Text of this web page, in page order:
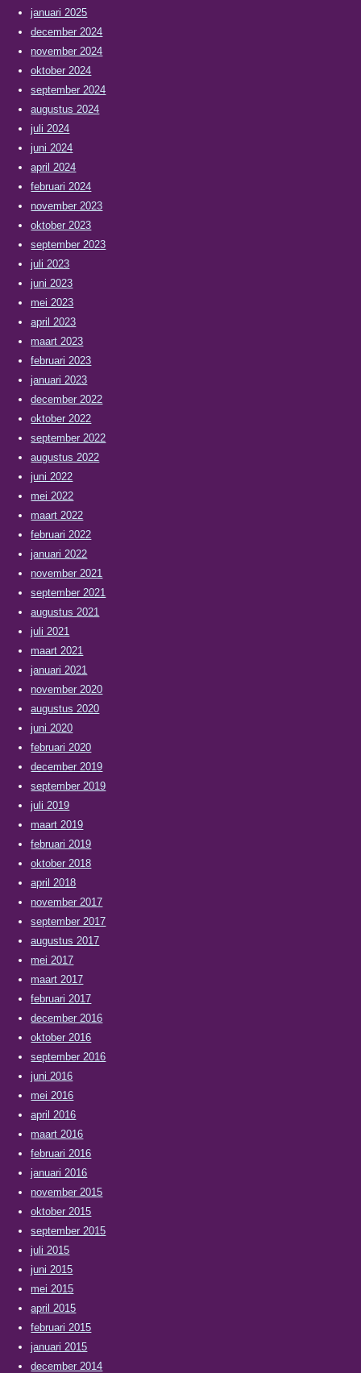
januari 2025
december 2024
november 2024
oktober 2024
september 2024
augustus 2024
juli 2024
juni 2024
april 2024
februari 2024
november 2023
oktober 2023
september 2023
juli 2023
juni 2023
mei 2023
april 2023
maart 2023
februari 2023
januari 2023
december 2022
oktober 2022
september 2022
augustus 2022
juni 2022
mei 2022
maart 2022
februari 2022
januari 2022
november 2021
september 2021
augustus 2021
juli 2021
maart 2021
januari 2021
november 2020
augustus 2020
juni 2020
februari 2020
december 2019
september 2019
juli 2019
maart 2019
februari 2019
oktober 2018
april 2018
november 2017
september 2017
augustus 2017
mei 2017
maart 2017
februari 2017
december 2016
oktober 2016
september 2016
juni 2016
mei 2016
april 2016
maart 2016
februari 2016
januari 2016
november 2015
oktober 2015
september 2015
juli 2015
juni 2015
mei 2015
april 2015
februari 2015
januari 2015
december 2014